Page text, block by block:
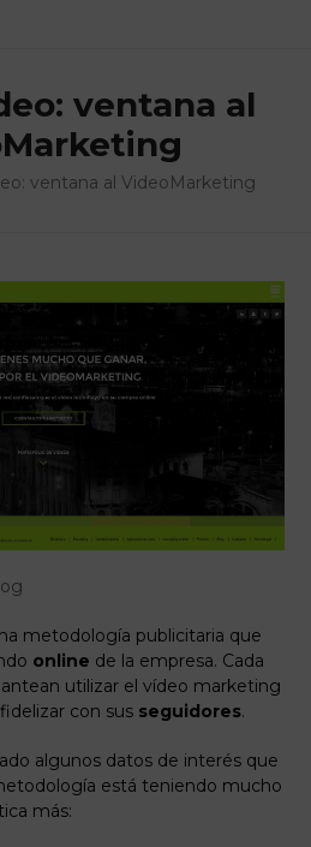
ventana al
ventana al VideoMarketing
metodología publicitaria que
online de la empresa. Cada
utilizar el vídeo marketing
con sus seguidores.
algunos datos de interés que
está teniendo mucho
más: